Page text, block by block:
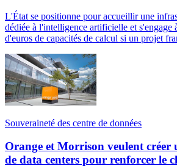
L'État se positionne pour accueillir une
dédiée à l'intelligence artificielle et s'engage
d'euros de capacités de calcul si un projet
Souveraineté des centre de données
Orange et Morrison veulent créer
de data centers pour renforcer le